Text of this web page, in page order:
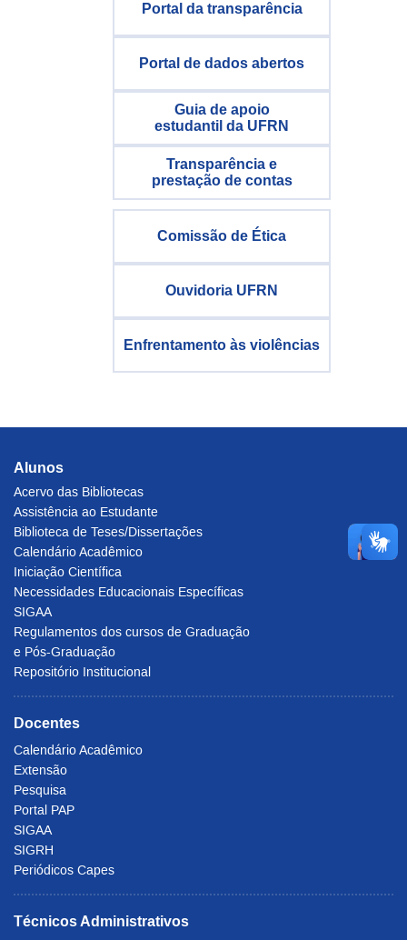
Portal da transparência
Portal de dados abertos
Guia de apoio
estudantil da UFRN
Transparência e
prestação de contas
Comissão de Ética
Ouvidoria UFRN
Enfrentamento às violências
Alunos
Acervo das Bibliotecas
Assistência ao Estudante
Biblioteca de Teses/Dissertações
Calendário Acadêmico
Iniciação Científica
Necessidades Educacionais Específicas
SIGAA
Regulamentos dos cursos de Graduação
e Pós-Graduação
Repositório Institucional
Docentes
Calendário Acadêmico
Extensão
Pesquisa
Portal PAP
SIGAA
SIGRH
Periódicos Capes
Técnicos Administrativos